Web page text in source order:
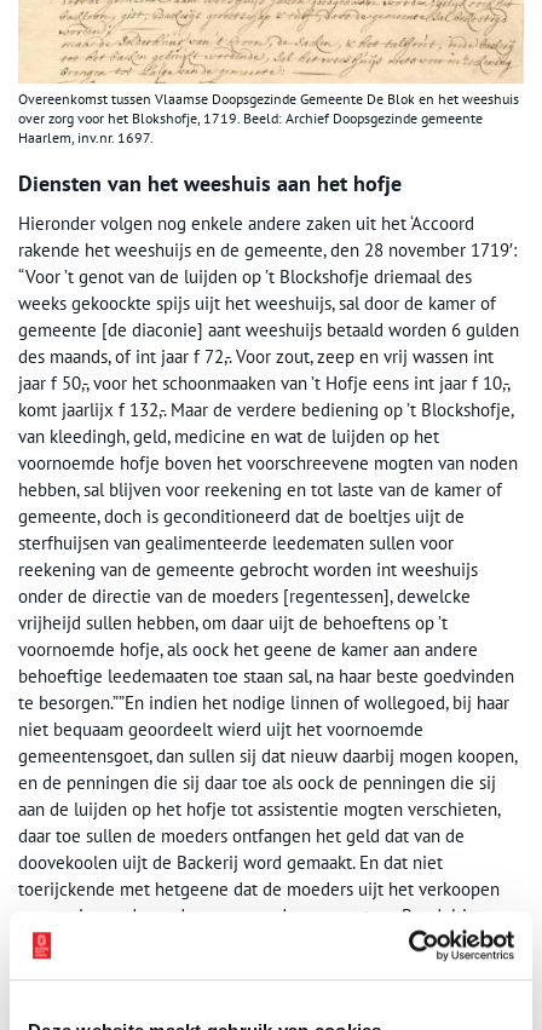
Overeenkomst tussen Vlaamse Doopsgezinde Gemeente De Blok en het weeshuis
over zorg voor het Blokshofje, 1719. Beeld: Archief Doopsgezinde gemeente
Haarlem, inv.nr. 1697.
Diensten van het weeshuis aan het hofje
Hieronder volgen nog enkele andere zaken uit het ‘Accoord
rakende het weeshuijs en de gemeente, den 28 november 1719′:
“Voor ’t genot van de luijden op ’t Blockshofje driemaal des
weeks gekoockte spijs uijt het weeshuijs, sal door de kamer of
gemeente [de diaconie] aant weeshuijs betaald worden 6 gulden
des maands, of int jaar f 72,-. Voor zout, zeep en vrij wassen int
jaar f 50,-, voor het schoonmaaken van ’t Hofje eens int jaar f 10,-,
komt jaarlijx f 132,-. Maar de verdere bediening op ’t Blockshofje,
van kleedingh, geld, medicine en wat de luijden op het
voornoemde hofje boven het voorschreevene mogten van noden
hebben, sal blijven voor reekening en tot laste van de kamer of
gemeente, doch is geconditioneerd dat de boeltjes uijt de
sterfhuijsen van gealimenteerde leedematen sullen voor
reekening van de gemeente gebrocht worden int weeshuijs
onder de directie van de moeders [regentessen], dewelcke
vrijheijd sullen hebben, om daar uijt de behoeftens op ’t
voornoemde hofje, als oock het geene de kamer aan andere
behoeftige leedemaaten toe staan sal, na haar beste goedvinden
te besorgen.””En indien het nodige linnen of wollegoed, bij haar
niet bequaam geoordeelt wierd uijt het voornoemde
gemeentensgoet, dan sullen sij dat nieuw daarbij mogen koopen,
en de penningen die sij daar toe als oock de penningen die sij
aan de luijden op het hofje tot assistentie mogten verschieten,
daar toe sullen de moeders ontfangen het geld dat van de
doovekoolen uijt de Backerij word gemaakt. En dat niet
toerijckende met hetgeene dat de moeders uijt het verkoopen
van eenig goed, van de voornoemde gemeentens Boedeltjes
mogen maaken, dan sal de kamer dat resterende of te kort
komende inde moeders cas restitueren.”De bij overlijden
vervielen gewoonlijk aan de regentessen. Zij konden de spullen